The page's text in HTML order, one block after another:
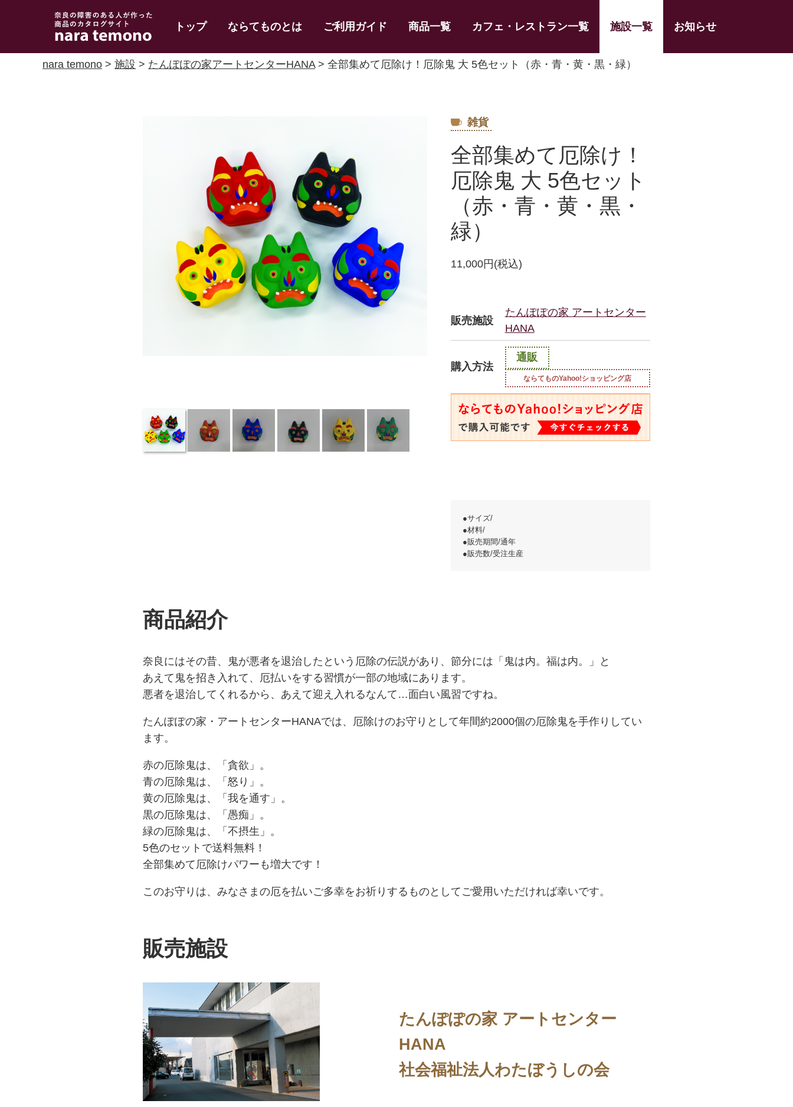
奈良で障害のある人
の手作り商品 nara
temono
トップ ならてものとは ご利用ガイド 商品一覧 カフェ・レストラン一覧 施設一覧 お知らせ
nara temono > 施設 > たんぽぽの家アートセンターHANA> 全部集めて厄除け！厄除鬼 大 5色セット（赤・青・黄・黒・緑）
雑貨
全部集めて厄除け！
厄除鬼 大 5色セット
（赤・青・黄・黒・
緑）
11,000円(税込)
販売施設
たんぽぽの家 アートセンター
HANA
購入方法
通販
ならてものYahoo!ショッピング店
●サイズ/
●材料/
●販売期間/通年
●販売数/受注生産
商品紹介
奈良にはその昔、鬼が悪者を退治したという厄除の伝説があり、節分には「鬼は内。福は内。」と
あえて鬼を招き入れて、厄払いをする習慣が一部の地域にあります。
悪者を退治してくれるから、あえて迎え入れるなんて…面白い風習ですね。
たんぽぽの家・アートセンターHANAでは、厄除けのお守りとして年間約2000個の厄除鬼を手作りしてい
ます。
赤の厄除鬼は、「貪欲」。
青の厄除鬼は、「怒り」。
黄の厄除鬼は、「我を通す」。
黒の厄除鬼は、「愚痴」。
緑の厄除鬼は、「不摂生」。
5色のセットで送料無料！
全部集めて厄除けパワーも増大です！
このお守りは、みなさまの厄を払いご多幸をお祈りするものとしてご愛用いただければ幸いです。
販売施設
たんぽぽの家 アートセンター
HANA
社会福祉法人わたぼうしの会